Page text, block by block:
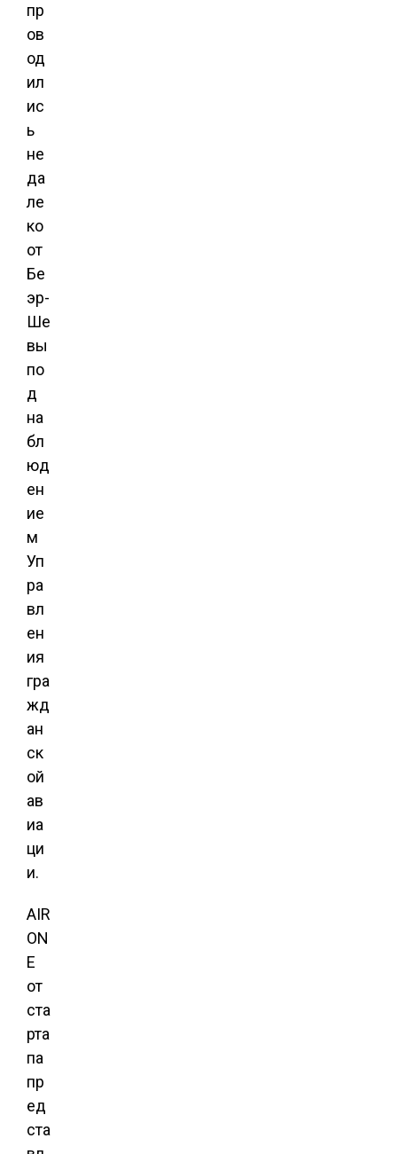
пр
ов
од
ил
ис
ь
не
да
ле
ко
от
Бе
эр-
Ше
вы
по
д
на
бл
юд
ен
ие
м
Уп
ра
вл
ен
ия
гра
жд
ан
ск
ой
ав
иа
ци
и.
AIR
ON
E
от
ста
рта
па
пр
ед
ста